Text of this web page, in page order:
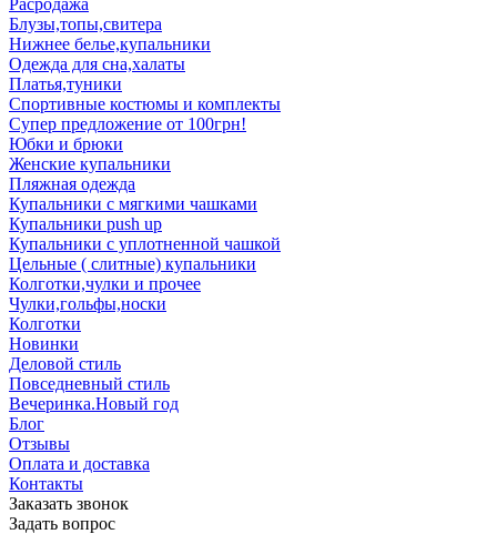
Расродажа
Блузы,топы,свитера
Нижнее белье,купальники
Одежда для сна,халаты
Платья,туники
Спортивные костюмы и комплекты
Супер предложение от 100грн!
Юбки и брюки
Женские купальники
Пляжная одежда
Купальники с мягкими чашками
Купальники push up
Купальники с уплотненной чашкой
Цельные ( слитные) купальники
Колготки,чулки и прочее
Чулки,гольфы,носки
Колготки
Новинки
Деловой стиль
Повседневный стиль
Вечеринка.Новый год
Блог
Отзывы
Оплата и доставка
Контакты
Заказать звонок
Задать вопрос